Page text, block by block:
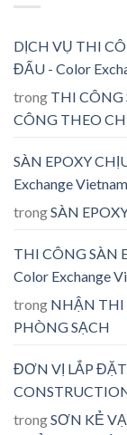
DỊCH VỤ THI
ĐẤU - Color
trong THI CÔNG
CÔNG THEO
SÀN EPOXY
Exchange Vietnam
trongSÀN
THI CÔNG SÀN
Color Exchange
trong NHẬN THI
PHÒNG SẠCH
ĐƠN VỊ LẮP
trongSƠN KẺ